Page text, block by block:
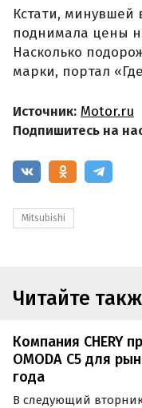
Кстати, минувшей
поднимала цены
Насколько
марки, портал
Источник: Motor.ru
Подпишитесь на
Mitsubishi
Читайте
Компания CHERY
OMODA C5 для
года
В следующий